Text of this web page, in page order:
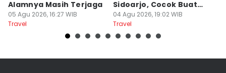
Alamnya Masih Terjaga
05 Agu 2026, 16:27 WIB
Travel
Sidoarjo, Cocok Buat
Agustusan
04 Agu 2026, 19:02 WIB
Travel